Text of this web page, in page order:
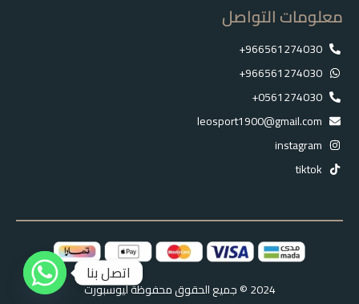
معلومات التواصل
966561274030+
966561274030+
0561274030+
leosport1900@gmail.com
instagram
tiktok
2024 © جميع الحقوق محفوظة ليوسبورت
اتصل بنا